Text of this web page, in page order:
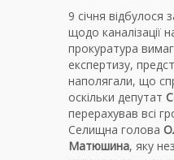
9 січня відбулося
щодо каналізації
прокуратура
експертизу,
наполягали, що
оскільки депутат
перерахував всі
Селищна голова
Матюшина, яку